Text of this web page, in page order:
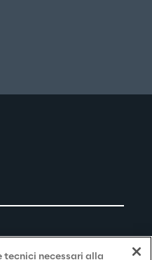
necessari alla